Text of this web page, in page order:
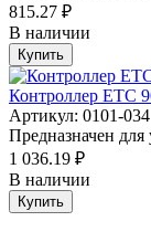
815.27 ₽
В наличии
Купить
Контроллер ETC
Артикул: 0101-034
Предназначен для
1 036.19 ₽
В наличии
Купить